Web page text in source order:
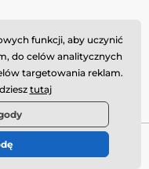
74718, Píšť, Czechy,
e-sklep
funkcji, aby uczynić
do celów analitycznych
targetowania reklam.
tutaj